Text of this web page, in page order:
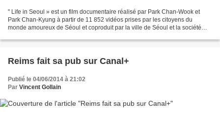
" Life in Seoul » est un film documentaire réalisé par Park Chan-Wook et
Park Chan-Kyung à partir de 11 852 vidéos prises par les citoyens du
monde amoureux de Séoul et coproduit par la ville de Séoul et la société
Reims fait sa pub sur Canal+
Publié le 04/06/2014 à 21:02
Par Vincent Gollain